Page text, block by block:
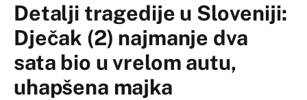
Detalji tragedije u Sloveniji:
Dječak (2) najmanje dva
sata bio u vrelom autu,
uhapšena majka